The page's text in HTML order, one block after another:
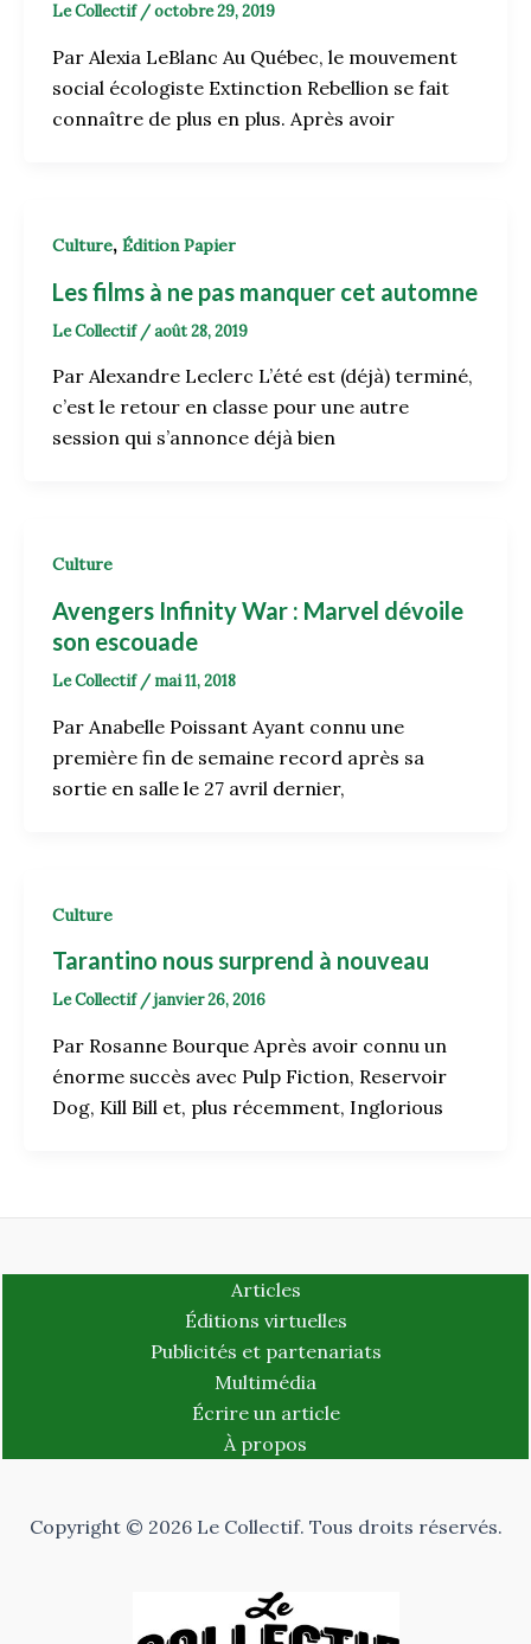
Le Collectif /octobre 29, 2019
Par Alexia LeBlanc Au Québec, le mouvement
social écologiste Extinction Rebellion se fait
connaître de plus en plus. Après avoir
Culture, Édition Papier
Les films à ne pas manquer cet automne
Le Collectif /août 28, 2019
Par Alexandre Leclerc L’été est (déjà) terminé,
c’est le retour en classe pour une autre
session qui s’annonce déjà bien
Culture
Avengers Infinity War : Marvel dévoile
son escouade
Le Collectif / mai 11, 2018
Par Anabelle Poissant Ayant connu une
première fin de semaine record après sa
sortie en salle le 27 avril dernier,
Culture
Tarantino nous surprend à nouveau
Le Collectif /janvier 26, 2016
Par Rosanne Bourque Après avoir connu un
énorme succès avec Pulp Fiction, Reservoir
Dog, Kill Bill et, plus récemment, Inglorious
Articles
Éditions virtuelles
Publicités et partenariats
Multimédia
Écrire un article
À propos
Copyright © 2026 Le Collectif. Tous droits réservés.